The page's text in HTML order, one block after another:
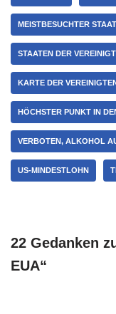
MEISTBESUCHTER
STAATEN DER
KARTE DER
HÖCHSTER PUNKT IN
VERBOTEN, ALKOHOL
US-MINDESTLOHN
22 Gedanken
EUA“